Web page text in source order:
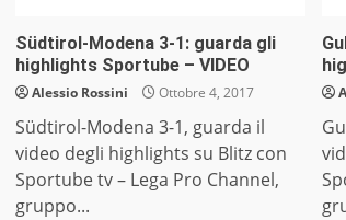
Südtirol-Modena 3-1: guarda gli
highlights Sportube – VIDEO
Alessio Rossini Ottobre 4, 2017
Südtirol-Modena 3-1, guarda il
video degli highlights su Blitz con
Sportube tv – Lega Pro Channel,
gruppo...